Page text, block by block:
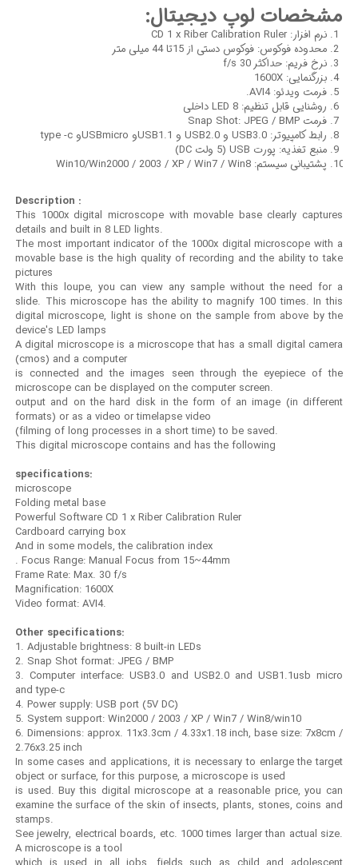
مشخصات لوپ دیجیتال:
نرم افزار: CD 1 x Riber Calibration Ruler
محدوده فوکوس: فوکوس دستی از 15تا 44 میلی متر
نرخ فریم: حداکثر 30 f/s
بزرگنمایی: 1600X
فرمت ویدئو: AVI4.
روشنایی قابل تنظیم: 8 LED داخلی
فرمت Snap Shot: JPEG / BMP
رابط کامپیوتر: USB3.0 و USB2.0 و USB1.1و USBmicroو type -c
منبع تغذیه: پورت USB (5 ولت DC)
پشتیبانی سیستم: Win10/Win2000 / 2003 / XP / Win7 / Win8
Description :
This 1000x digital microscope with movable base clearly captures
details and built in 8 LED lights.
The most important indicator of the 1000x digital microscope with a
movable base is the high quality of recording and the ability to take
pictures
With this loupe, you can view any sample without the need for a
slide. This microscope has the ability to magnify 100 times. In this
digital microscope, light is shone on the sample from above by the
device's LED lamps
A digital microscope is a microscope that has a small digital camera
(cmos) and a computer
is connected and the images seen through the eyepiece of the
microscope can be displayed on the computer screen.
output and on the hard disk in the form of an image (in different
formats) or as a video or timelapse video
(filming of long processes in a short time) to be saved.
This digital microscope contains and has the following
specifications:
microscope
Folding metal base
Powerful Software CD 1 x Riber Calibration Ruler
Cardboard carrying box
And in some models, the calibration index
. Focus Range: Manual Focus from 15~44mm
Frame Rate: Max. 30 f/s
Magnification: 1600X
Video format: AVI4.
Other specifications:
1. Adjustable brightness: 8 built-in LEDs
2. Snap Shot format: JPEG / BMP
3. Computer interface: USB3.0 and USB2.0 and USB1.1usb micro
and type-c
4. Power supply: USB port (5V DC)
5. System support: Win2000 / 2003 / XP / Win7 / Win8/win10
6. Dimensions: approx. 11x3.3cm / 4.33x1.18 inch, base size: 7x8cm /
2.76x3.25 inch
In some cases and applications, it is necessary to enlarge the target
object or surface, for this purpose, a microscope is used
is used. Buy this digital microscope at a reasonable price, you can
examine the surface of the skin of insects, plants, stones, coins and
stamps.
See jewelry, electrical boards, etc. 1000 times larger than actual size.
A microscope is a tool